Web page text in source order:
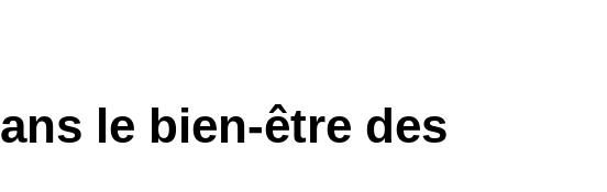
le bien-être des